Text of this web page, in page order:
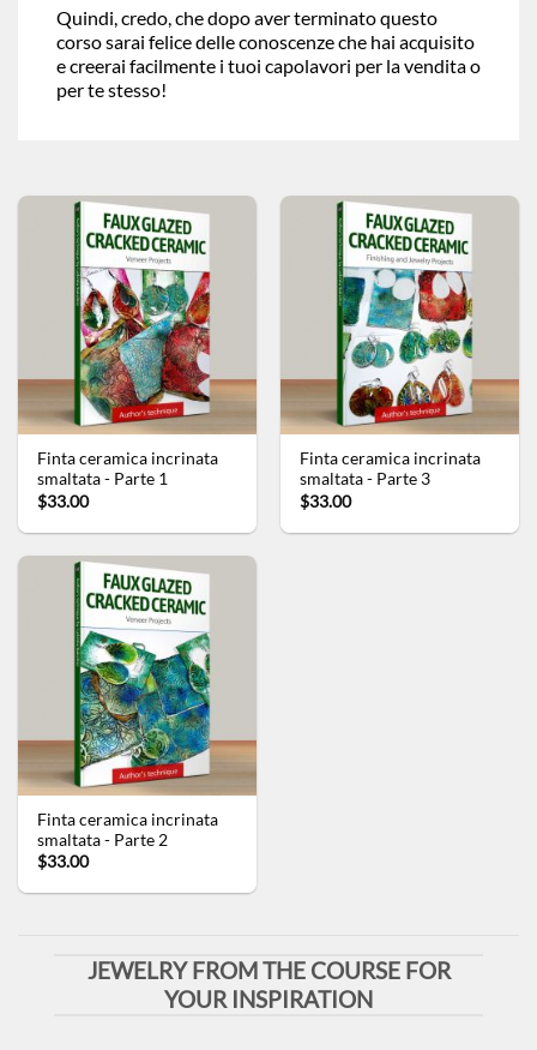
Quindi, credo, che dopo aver terminato questo
corso sarai felice delle conoscenze che hai acquisito
e creerai facilmente i tuoi capolavori per la vendita o
per te stesso!
Finta ceramica incrinata
smaltata - Parte 1
$33.00
Finta ceramica incrinata
smaltata - Parte 3
$33.00
Finta ceramica incrinata
smaltata - Parte 2
$33.00
JEWELRY FROM THE COURSE FOR
YOUR INSPIRATION